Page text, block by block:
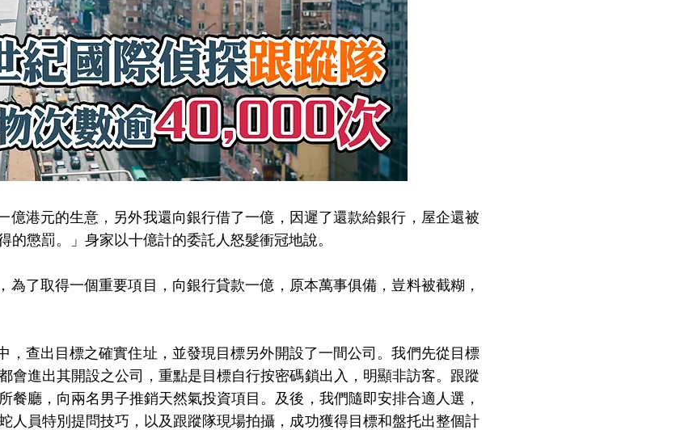
元的生意，另外我還向銀行借了一億，因遲了還款給銀行，屋企還被
的懲罰。」身家以十億計的委託人怒髮衝冠地說。
取得一個重要項目，向銀行貸款一億，原本萬事俱備，豈料被截糊，
出目標之確實住址，並發現目標另外開設了一間公司。我們先從目標
會進出其開設之公司，重點是目標自行按密碼鎖出入，明顯非訪客。跟蹤
餐廳，向兩名男子推銷天然氣投資項目。及後，我們隨即安排合適人選，
人員特別提問技巧，以及跟蹤隊現場拍攝，成功獲得目標和盤托出整個計